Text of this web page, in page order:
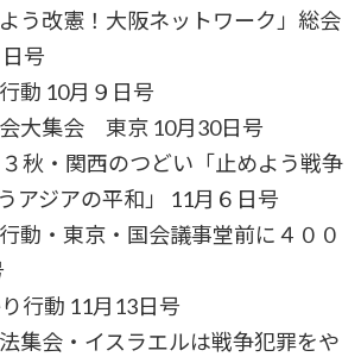
う改憲！大阪ネットワーク」総会
号
動 10月９日号
大集会 東京 10月30日号
秋・関西のつどい「止めよう戦争
ジアの平和」 11月６日号
動・東京・国会議事堂前に４００
行動 11月13日号
集会・イスラエルは戦争犯罪をや